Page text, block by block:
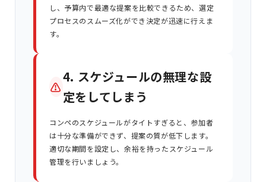
し、予算内で最適な提案を比較できるため、選定
プロセスのスムーズ化ができ決定が迅速に行えま
す。
⚠
4. スケジュールの無理な設
定をしてしまう
コンペのスケジュールがタイトすぎると、参加者
は十分な準備ができず、提案の質が低下します。
適切な期間を設定し、余裕を持ったスケジュール
管理を行いましょう。